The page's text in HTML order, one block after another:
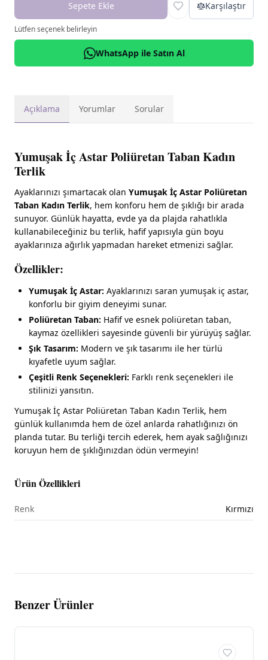
Sepete Ekle Karşılaştır
Lütfen seçenek belirleyin
WhatsApp ile Satın Al
Açıklama Yorumlar Sorular
Yumuşak İç Astar Poliüretan Taban Kadın
Terlik
Ayaklarınızı şımartacak olan Yumuşak İç Astar Poliüretan
Taban Kadın Terlik, hem konforu hem de şıklığı bir arada
sunuyor. Günlük hayatta, evde ya da plajda rahatlıkla
kullanabileceğiniz bu terlik, hafif yapısıyla gün boyu
ayaklarınıza ağırlık yapmadan hareket etmenizi sağlar.
Özellikler:
Yumuşak İç Astar: Ayaklarınızı saran yumuşak iç astar,
konforlu bir giyim deneyimi sunar.
Poliüretan Taban: Hafif ve esnek poliüretan taban,
kaymaz özellikleri sayesinde güvenli bir yürüyüş sağlar.
Şık Tasarım: Modern ve şık tasarımı ile her türlü
kıyafetle uyum sağlar.
Çeşitli Renk Seçenekleri: Farklı renk seçenekleri ile
stilinizi yansıtın.
Yumuşak İç Astar Poliüretan Taban Kadın Terlik, hem
günlük kullanımda hem de özel anlarda rahatlığınızı ön
planda tutar. Bu terliği tercih ederek, hem ayak sağlığınızı
koruyun hem de şıklığınızdan ödün vermeyin!
Ürün Özellikleri
Renk Kırmızı
Benzer Ürünler